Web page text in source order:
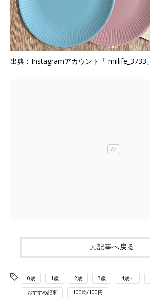
出典：Instagramアカウント「 miilife_3733」
元記事へ戻る
0歳 1歳 2歳 3歳 4歳～
おすすめ記事 100均/100円